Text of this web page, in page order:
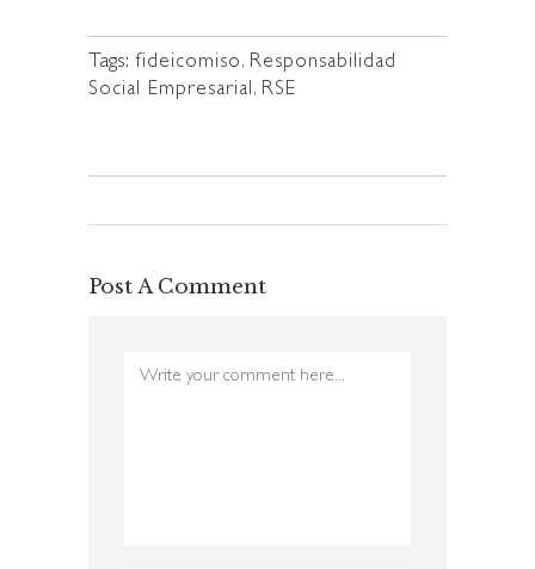
Tags: fideicomiso, Responsabilidad
Social Empresarial, RSE
Post A Comment